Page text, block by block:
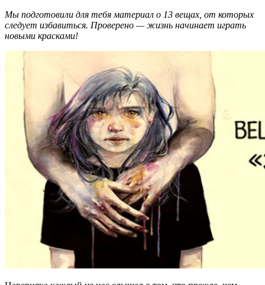
Мы подготовили для тебя материал о 13 вещах, от которых
следует избавиться. Проверено — жизнь начинает играть
новыми красками!